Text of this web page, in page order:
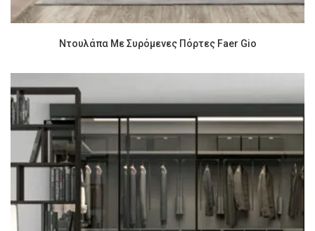
Ντουλάπα Με Συρόμενες Πόρτες Faer Gio